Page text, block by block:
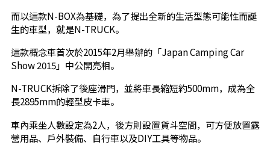
而以這款N-BOX為基礎，為了提出全新的生活型態可能性而誕
生的車型，就是N-TRUCK。
這款概念車首次於2015年2月舉辦的「Japan Camping Car
Show 2015」中公開亮相。
N-TRUCK拆除了後座滑門，並將車長縮短約500mm，成為全
長2895mm的輕型皮卡車。
車內乘坐人數設定為2人，後方則設置貨斗空間，可方便放置露
營用品、戶外裝備、自行車以及DIY工具等物品。